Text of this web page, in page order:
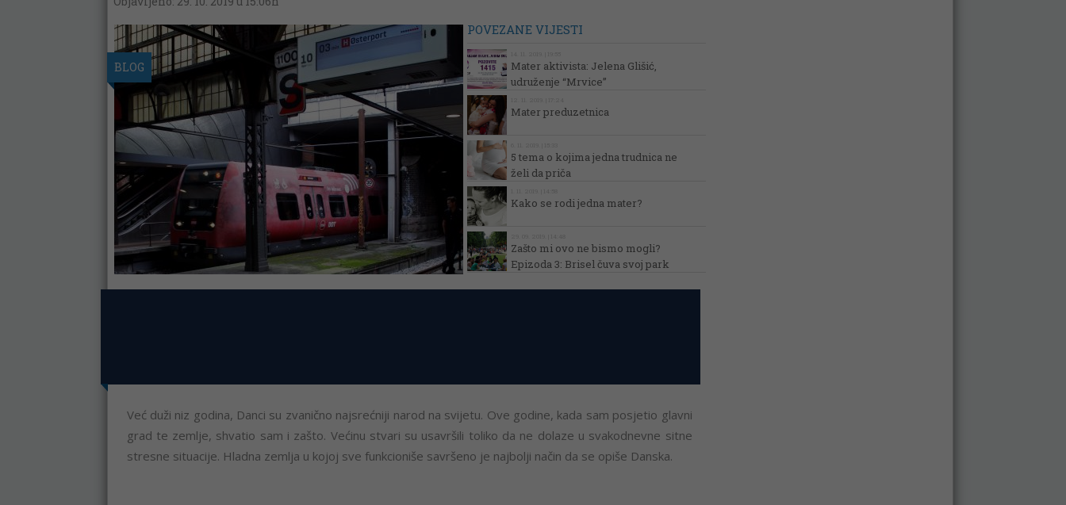
BLOG
POVEZANE VIJESTI
Mater aktivista: Jelena Glišić,
udruženje “Mrvice”
Mater preduzetnica
5 tema o kojima jedna trudnica ne
želi da priča
Kako se rodi jedna mater?
Zašto mi ovo ne bismo mogli?
Epizoda 3: Brisel čuva svoj park
Već duži niz godina, Danci su zvanično najsrećniji narod na svijetu. Ove godine, kada sam posjetio glavni
grad te zemlje, shvatio sam i zašto. Većinu stvari su usavršili toliko da ne dolaze u svakodnevne sitne
stresne situacije. Hladna zemlja u kojoj sve funkcioniše savršeno je najbolji način da se opiše Danska.